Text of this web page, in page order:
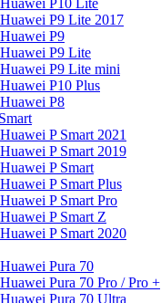
P10 Lite
P9 Lite 2017
P9
P9 Lite
P9 Lite mini
P10 Plus
P8
P Smart 2021
P Smart 2019
P Smart
P Smart Plus
P Smart Pro
P Smart Z
P Smart 2020
Pura 70
Pura 70 Pro / Pro +
Pura 70 Ultra